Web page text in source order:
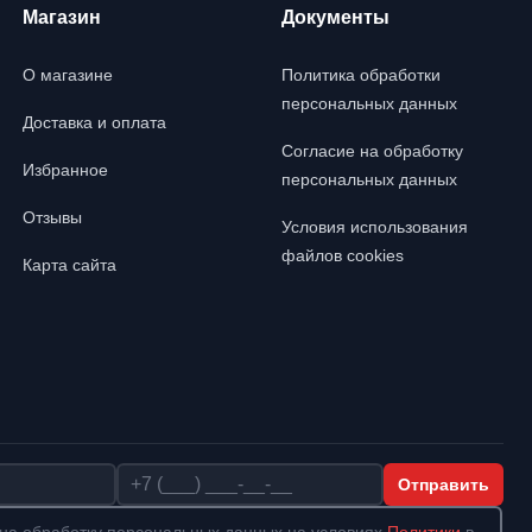
Магазин
О магазине
Доставка и оплата
Избранное
Отзывы
Карта сайта
Документы
Политика обработки
персональных данных
Согласие на обработку
персональных данных
Условия использования
файлов cookies
Телефон Отправить